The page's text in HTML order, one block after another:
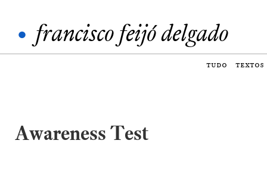
• francisco feijó delgado
tudo textos
Awareness Test